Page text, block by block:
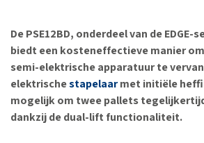
De PSE12BD, onderdeel van de
biedt een kosteneffectieve manier
semi-elektrische apparatuur te
elektrischestapelaarmet initiële
mogelijk om twee pallets
dankzij de dual-lift functionaliteit.